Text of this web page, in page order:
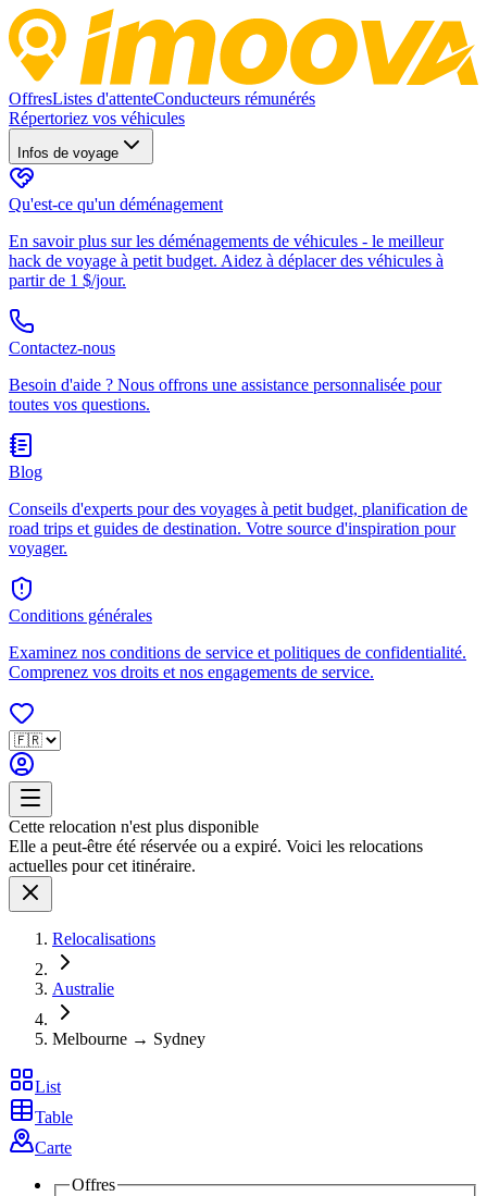
OffresListes d'attenteConducteurs rémunérés
Répertoriez vos véhicules
Infos de voyage
Qu'est-ce qu'un déménagement
En savoir plus sur les déménagements de véhicules - le meilleur
hack de voyage à petit budget. Aidez à déplacer des véhicules à
partir de 1 $/jour.
Contactez-nous
Besoin d'aide ? Nous offrons une assistance personnalisée pour
toutes vos questions.
Blog
Conseils d'experts pour des voyages à petit budget, planification de
road trips et guides de destination. Votre source d'inspiration pour
voyager.
Conditions générales
Examinez nos conditions de service et politiques de confidentialité.
Comprenez vos droits et nos engagements de service.
Cette relocation n'est plus disponible
Elle a peut-être été réservée ou a expiré. Voici les relocations
actuelles pour cet itinéraire.
Relocalisations
Australie
Melbourne → Sydney
List
Table
Carte
Offres